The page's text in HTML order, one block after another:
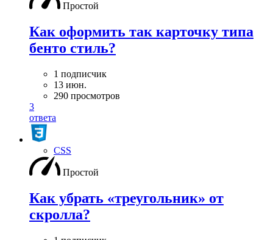
Простой
Как оформить так карточку типа
бенто стиль?
1 подписчик
13 июн.
290 просмотров
3
ответа
CSS
Простой
Как убрать «треугольник» от
скролла?